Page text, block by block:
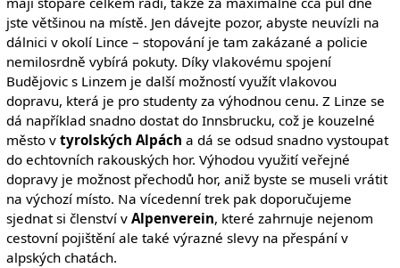
jste většinou na místě. Jen dávejte pozor, abyste neuvízli na
dálnici v okolí Lince – stopování je tam zakázané a policie
nemilosrdně vybírá pokuty. Díky vlakovému spojení
Budějovic s Linzem je další možností využít vlakovou
dopravu, která je pro studenty za výhodnou cenu. Z Linze se
dá například snadno dostat do Innsbrucku, což je kouzelné
město v tyrolských Alpách a dá se odsud snadno vystoupat
do echtovních rakouských hor. Výhodou využití veřejné
dopravy je možnost přechodů hor, aniž byste se museli vrátit
na výchozí místo. Na vícedenní trek pak doporučujeme
sjednat si členství v Alpenverein, které zahrnuje nejenom
cestovní pojištění ale také výrazné slevy na přespání v
alpských chatách.